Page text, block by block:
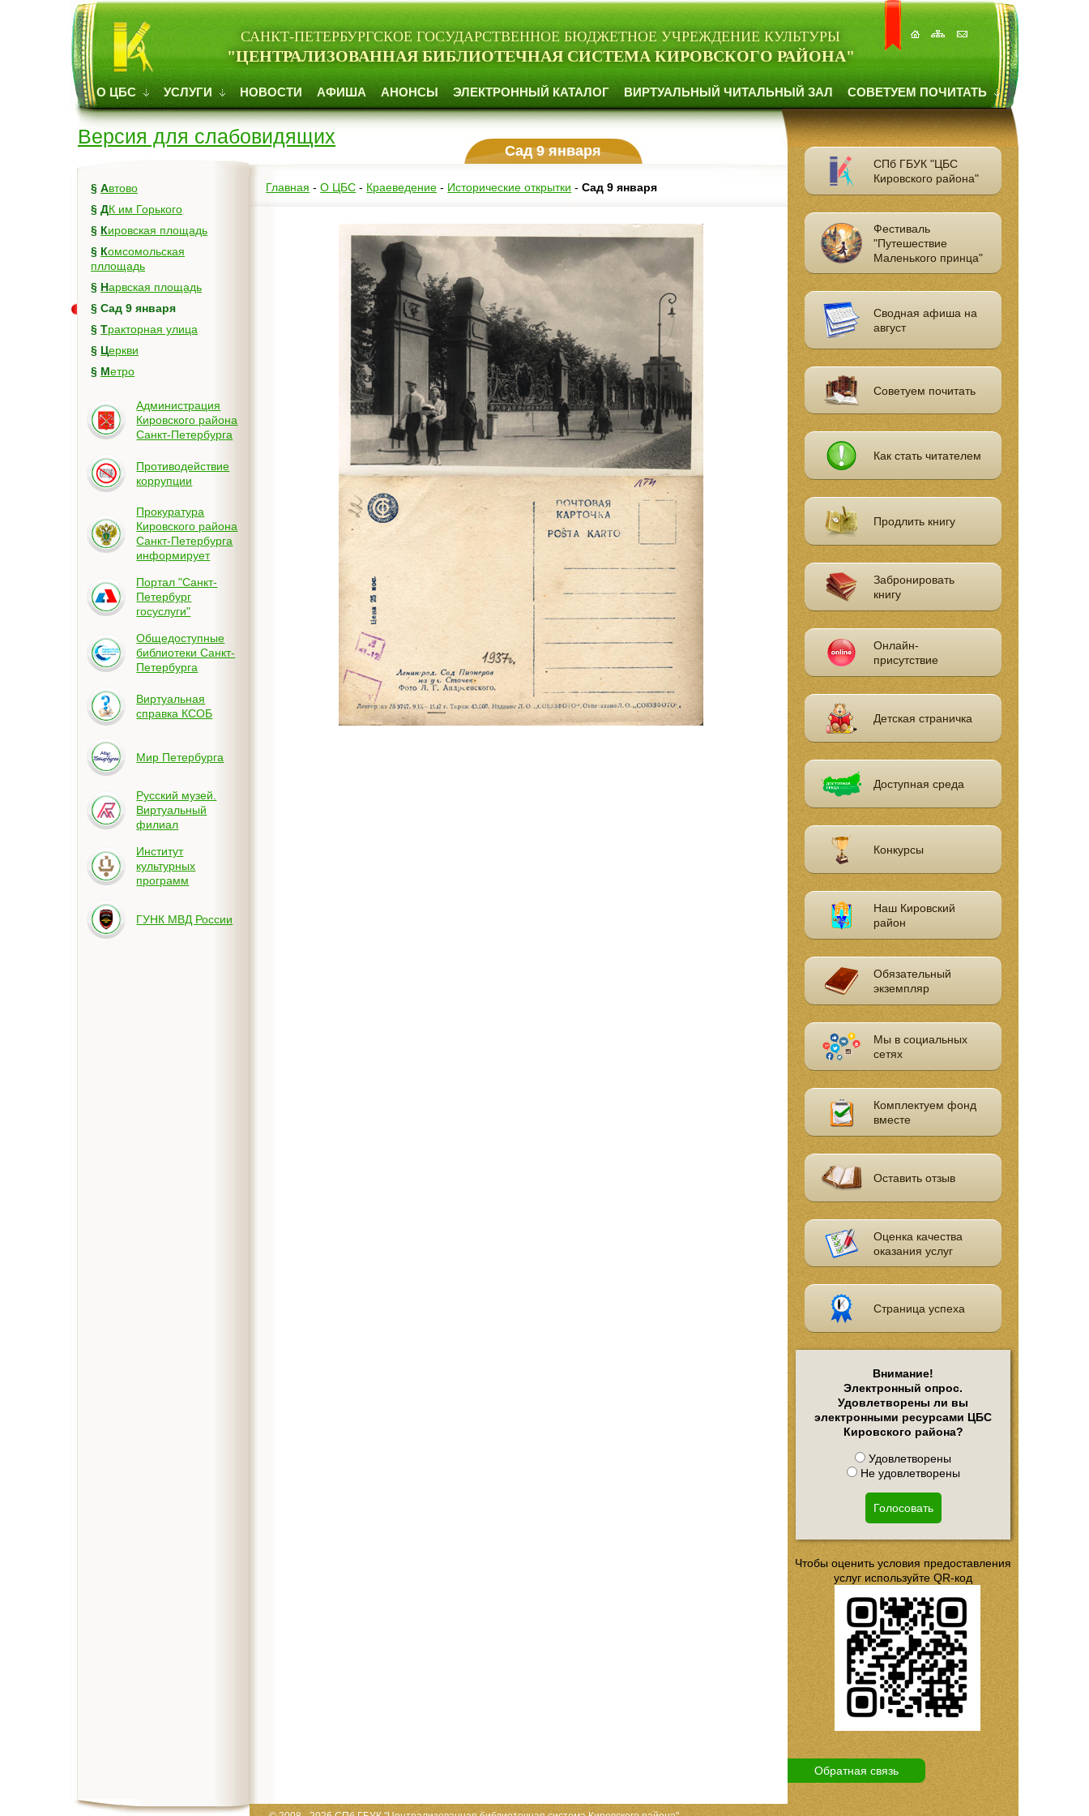
САНКТ-ПЕТЕРБУРГСКОЕ ГОСУДАРСТВЕННОЕ БЮДЖЕТНОЕ УЧРЕЖДЕНИЕ КУЛЬТУРЫ
"ЦЕНТРАЛИЗОВАННАЯ БИБЛИОТЕЧНАЯ СИСТЕМА КИРОВСКОГО РАЙОНА"
О ЦБС УСЛУГИ НОВОСТИ АФИША АНОНСЫ ЭЛЕКТРОННЫЙ КАТАЛОГ ВИРТУАЛЬНЫЙ ЧИТАЛЬНЫЙ ЗАЛ СОВЕТУЕМ ПОЧИТАТЬ
Версия для слабовидящих
§
Автово
§
ДК им Горького
§
Кировская площадь
§ Комсомольская
пллощадь
§
Нарвская площадь
§
Сад 9 января
§
Тракторная улица
§
Церкви
§
Метро
Администрация
Кировского района
Санкт-Петербурга
Противодействие
коррупции
Прокуратура
Кировского района
Санкт-Петербурга
информирует
Портал "Санкт-
Петербург
госуслуги"
Общедоступные
библиотеки Санкт-
Петербурга
Виртуальная
справка КСОБ
Мир Петербурга
Русский музей.
Виртуальный
филиал
Институт
культурных
программ
ГУНК МВД России
Сад 9 января
Главная -О ЦБС - Краеведение - Исторические открытки -Сад 9 января
СПб ГБУК "ЦБС
Кировского района"
Фестиваль
"Путешествие
Маленького принца"
Сводная афиша на
август
Советуем почитать
Как стать читателем
Продлить книгу
Забронировать
книгу
Онлайн-
присутствие
Детская страничка
Доступная среда
Конкурсы
Наш Кировский
район
Обязательный
экземпляр
Мы в социальных
сетях
Комплектуем фонд
вместе
Оставить отзыв
Оценка качества
оказания услуг
Страница успеха
Внимание!
Электронный опрос.
Удовлетворены ли вы
электронными ресурсами ЦБС
Кировского района?
Удовлетворены
Не удовлетворены
Голосовать
Чтобы оценить условия предоставления
услуг используйте QR-код
Обратная связь